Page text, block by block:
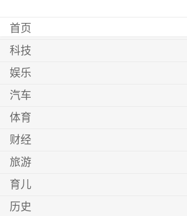
首页
科技
娱乐
汽车
体育
财经
旅游
育儿
历史